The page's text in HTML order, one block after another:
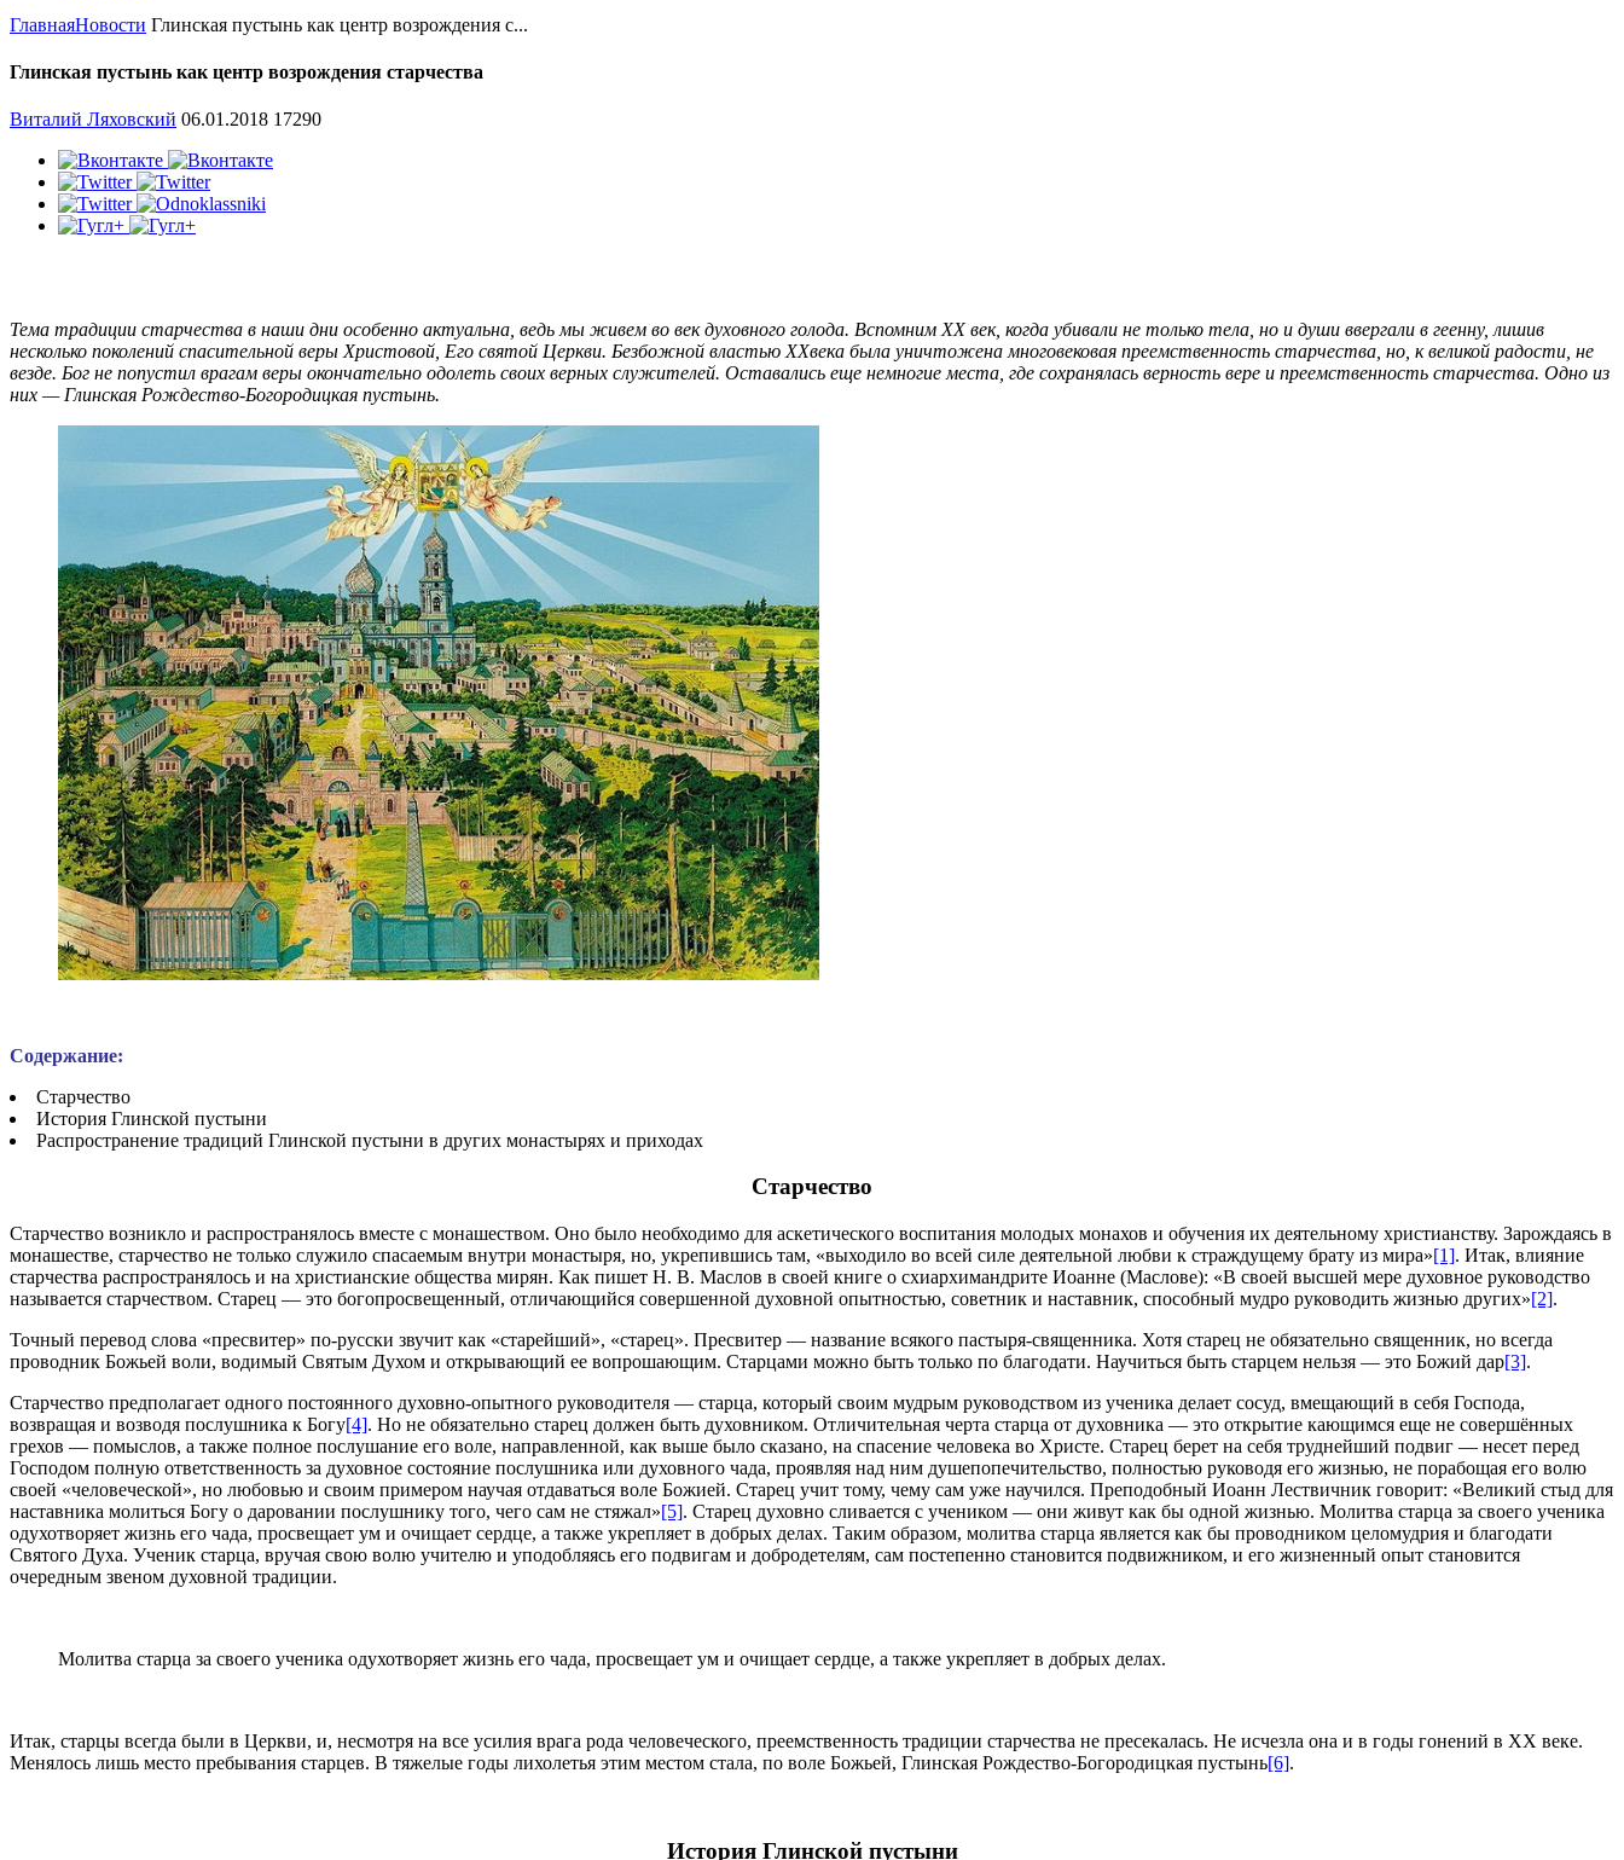
ГлавнаяНовости Глинская пустынь как центр возрождения с...
Глинская пустынь как центр возрождения старчества
Виталий Ляховский 06.01.2018 17290
Тема традиции старчества в наши дни особенно актуальна, ведь мы живем во век духовного голода. Вспомним ХХ век, когда убивали не только тела, но и души ввергали в геенну, лишив
несколько поколений спасительной веры Христовой, Его святой Церкви. Безбожной властьюXXвека была уничтожена многовековая преемственность старчества, но, к великой радости, не
везде. Бог не попустил врагам веры окончательно одолеть своих верных служителей. Оставались еще немногие места, где сохранялась верность вере и преемственность старчества. Одно из
них — Глинская Рождество-Богородицкая пустынь.
Содержание:
Старчество
История Глинской пустыни
Распространение традиций Глинской пустыни в других монастырях и приходах
Старчество
Старчество возникло и распространялось вместе с монашеством. Оно было необходимо для аскетического воспитания молодых монахов и обучения их деятельному христианству. Зарождаясь в
монашестве, старчество не только служило спасаемым внутри монастыря, но, укрепившись там, «выходило во всей силе деятельной любви к страждущему брату из мира»[1]. Итак, влияние
старчества распространялось и на христианские общества мирян. Как пишет Н. В. Маслов в своей книге о схиархимандрите Иоанне (Маслове): «В своей высшей мере духовное руководство
называется старчеством. Старец — это богопросвещенный, отличающийся совершенной духовной опытностью, советник и наставник, способный мудро руководить жизнью других»[2].
Точный перевод слова «пресвитер» по-русски звучит как «старейший», «старец». Пресвитер — название всякого пастыря-священника. Хотя старец не обязательно священник, но всегда
проводник Божьей воли, водимый Святым Духом и открывающий ее вопрошающим. Старцами можно быть только по благодати. Научиться быть старцем нельзя — это Божий дар[3].
Старчество предполагает одного постоянного духовно-опытного руководителя — старца, который своим мудрым руководством из ученика делает сосуд, вмещающий в себя Господа,
возвращая и возводя послушника к Богу[4]. Но не обязательно старец должен быть духовником. Отличительная черта старца от духовника — это открытие кающимся еще не совершённых
грехов — помыслов, а также полное послушание его воле, направленной, как выше было сказано, на спасение человека во Христе. Старец берет на себя труднейший подвиг — несет перед
Господом полную ответственность за духовное состояние послушника или духовного чада, проявляя над ним душепопечительство, полностью руководя его жизнью, не порабощая его волю
своей «человеческой», но любовью и своим примером научая отдаваться воле Божией. Старец учит тому, чему сам уже научился. Преподобный Иоанн Лествичник говорит: «Великий стыд для
наставника молиться Богу о даровании послушнику того, чего сам не стяжал»[5]. Старец духовно сливается с учеником — они живут как бы одной жизнью. Молитва старца за своего ученика
одухотворяет жизнь его чада, просвещает ум и очищает сердце, а также укрепляет в добрых делах. Таким образом, молитва старца является как бы проводником целомудрия и благодати
Святого Духа. Ученик старца, вручая свою волю учителю и уподобляясь его подвигам и добродетелям, сам постепенно становится подвижником, и его жизненный опыт становится
очередным звеном духовной традиции.
Молитва старца за своего ученика одухотворяет жизнь его чада, просвещает ум и очищает сердце, а также укрепляет в добрых делах.
Итак, старцы всегда были в Церкви, и, несмотря на все усилия врага рода человеческого, преемственность традиции старчества не пресекалась. Не исчезла она и в годы гонений в ХХ веке.
Менялось лишь место пребывания старцев. В тяжелые годы лихолетья этим местом стала, по воле Божьей, Глинская Рождество-Богородицкая пустынь[6].
История Глинской пустыни